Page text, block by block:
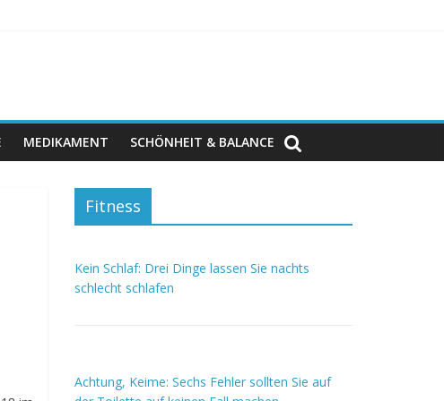
MEDIKAMENT SCHÖNHEIT & BALANCE
Fitness
Kein Schlaf: Drei Dinge lassen Sie nachts
schlecht schlafen
Achtung, Keime: Sechs Fehler sollten Sie auf